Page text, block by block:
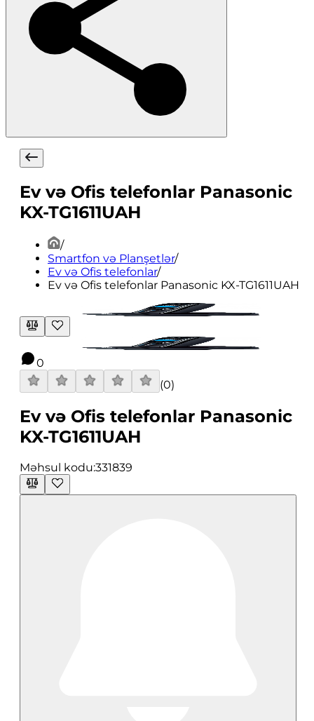
Ev və Ofis telefonlar Panasonic
KX-TG1611UAH
/
Smartfon və Planşetlər/
Ev və Ofis telefonlar/
Ev və Ofis telefonlar Panasonic KX-TG1611UAH
0
(0)
Ev və Ofis telefonlar Panasonic
KX-TG1611UAH
Məhsul kodu:331839